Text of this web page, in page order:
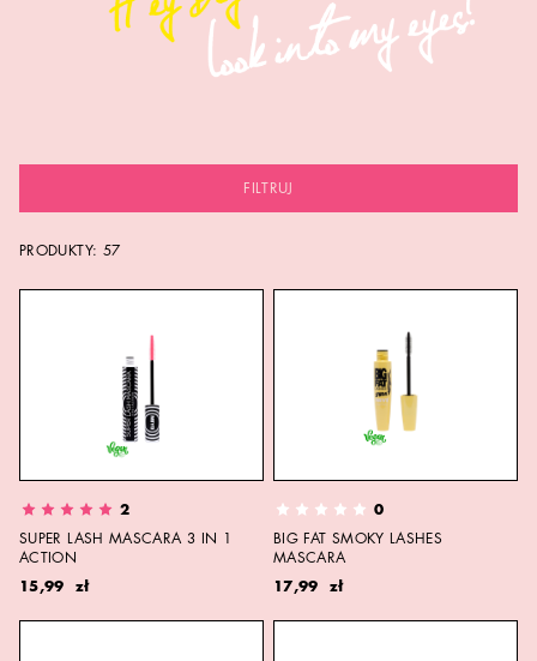
PRODUKTY: 57
2
SUPER LASH MASCARA 3 IN 1
ACTION
15,99 zł
0
BIG FAT SMOKY LASHES
MASCARA
17,99 zł
FILTRUJ